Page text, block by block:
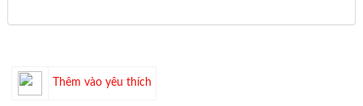
Thêm vào yêu thích